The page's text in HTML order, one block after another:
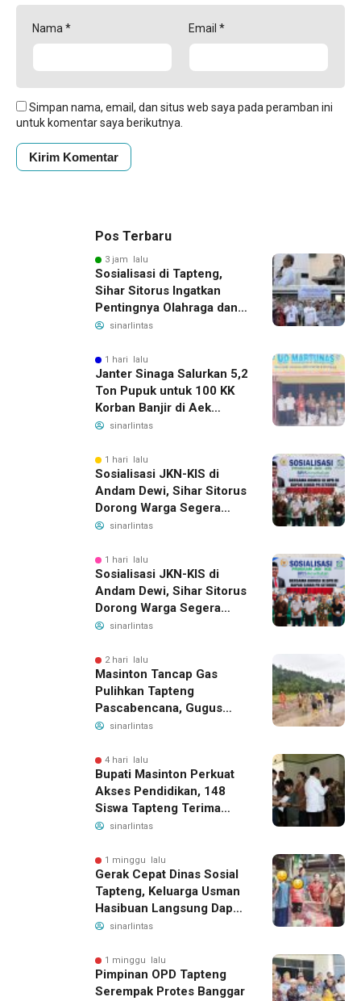
Nama * Email *
Simpan nama, email, dan situs web saya pada peramban ini
untuk komentar saya berikutnya.
Pos Terbaru
3 jam lalu
Sosialisasi di Tapteng,
Sihar Sitorus Ingatkan
Pentingnya Olahraga dan
Deteksi Dini Penyakit
sinarlintas
1 hari lalu
Janter Sinaga Salurkan 5,2
Ton Pupuk untuk 100 KK
Korban Banjir di Aek
Horsik
sinarlintas
1 hari lalu
Sosialisasi JKN-KIS di
Andam Dewi, Sihar Sitorus
Dorong Warga Segera
Daftar BPJS Kesehatan
sinarlintas
1 hari lalu
Sosialisasi JKN-KIS di
Andam Dewi, Sihar Sitorus
Dorong Warga Segera
Daftar BPJS Kesehatan
sinarlintas
2 hari lalu
Masinton Tancap Gas
Pulihkan Tapteng
Pascabencana, Gugus
Tugas SAHATA SAOLOAN
Ancaman Banjir
sinarlintas
4 hari lalu
Bupati Masinton Perkuat
Akses Pendidikan, 148
Siswa Tapteng Terima
Bantuan Program
sinarlintas
1 minggu lalu
Gerak Cepat Dinas Sosial
Tapteng, Keluarga Usman
Hasibuan Langsung Dapat
Bantuan dan Penanganan
sinarlintas
1 minggu lalu
Pimpinan OPD Tapteng
Serempak Protes Banggar